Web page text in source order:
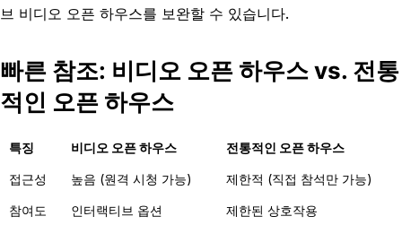
브 비디오 오픈 하우스를 보완할 수 있습니다.
빠른 참조: 비디오 오픈 하우스 vs. 전통
적인 오픈 하우스
특징 비디오 오픈 하우스 전통적인 오픈 하우스
접근성 높음 (원격 시청 가능) 제한적 (직접 참석만 가능)
참여도 인터랙티브 옵션 제한된 상호작용